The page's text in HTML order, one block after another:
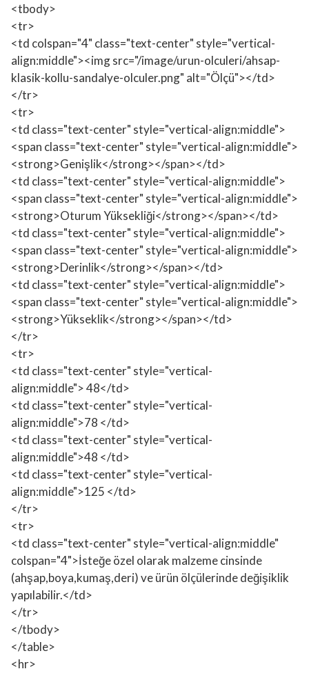
<tbody>
<tr>
<td colspan="4" class="text-center" style="vertical-
align:middle"><img src="/image/urun-olculeri/ahsap-
klasik-kollu-sandalye-olculer.png" alt="Ölçü"></td>
</tr>
<tr>
<td class="text-center" style="vertical-align:middle">
<span class="text-center" style="vertical-align:middle">
<strong>Genişlik</strong></span></td>
<td class="text-center" style="vertical-align:middle">
<span class="text-center" style="vertical-align:middle">
<strong>Oturum Yüksekliği</strong></span></td>
<td class="text-center" style="vertical-align:middle">
<span class="text-center" style="vertical-align:middle">
<strong>Derinlik</strong></span></td>
<td class="text-center" style="vertical-align:middle">
<span class="text-center" style="vertical-align:middle">
<strong>Yükseklik</strong></span></td>
</tr>
<tr>
<td class="text-center" style="vertical-
align:middle"> 48</td>
<td class="text-center" style="vertical-
align:middle">78 </td>
<td class="text-center" style="vertical-
align:middle">48 </td>
<td class="text-center" style="vertical-
align:middle">125 </td>
</tr>
<tr>
<td class="text-center" style="vertical-align:middle"
colspan="4">İsteğe özel olarak malzeme cinsinde
(ahşap,boya,kumaş,deri) ve ürün ölçülerinde değişiklik
yapılabilir.</td>
</tr>
</tbody>
</table>
<hr>